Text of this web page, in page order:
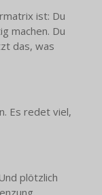
ist: Du
machen. Du
das, was
Es redet viel,
plötzlich